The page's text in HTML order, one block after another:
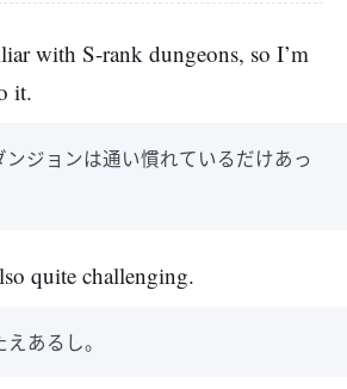
with S-rank dungeons, so I’m
it.
ジョンは通い慣れているだけあっ
quite challenging.
あるし。